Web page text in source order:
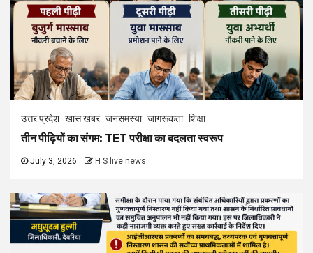
उत्तर प्रदेश खास खबर जनसमस्या जागरूकता शिक्षा
तीन पीढ़ियों का संगम: TET परीक्षा का बदलता स्वरूप
July 3, 2026 H S live news